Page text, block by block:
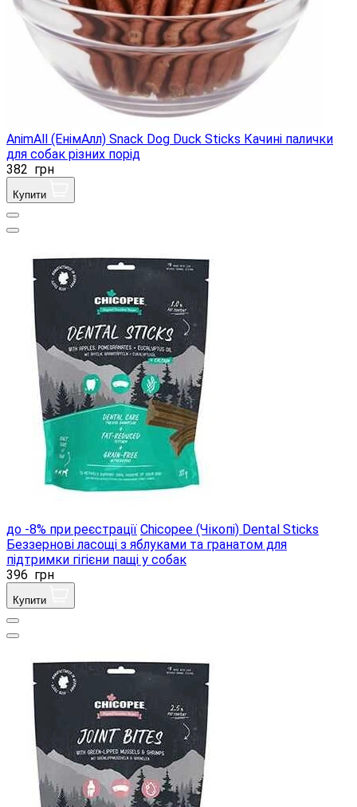
AnimAll (ЕнімАлл) Snack Dog Duck Sticks Качині палички
для собак різних порід
382 грн
Купити
до -8% при реєстрації Chicopee (Чікопі) Dental Sticks
Беззернові ласощі з яблуками та гранатом для
підтримки гігієни пащі у собак
396 грн
Купити